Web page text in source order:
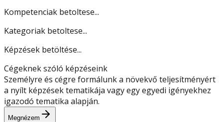
Kompetenciak betoltese...
Kategoriak betoltese...
Képzések betöltése...
Cégeknek szóló képzéseink
Személyre és cégre formálunk a növekvő teljesítményért
a nyílt képzések tematikája vagy egy egyedi igényekhez
igazodó tematika alapján.
Megnézem